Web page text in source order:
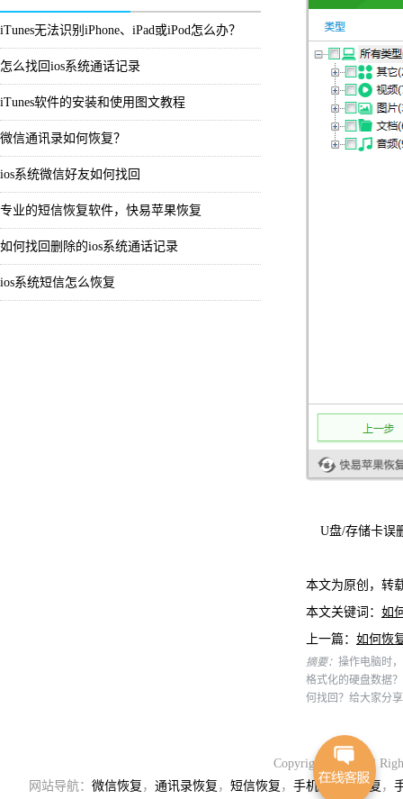
iTunes无法识别iPhone、iPad或iPod怎么办？
怎么找回ios系统通话记录
iTunes软件的安装和使用图文教程
微信通讯录如何恢复？
ios系统微信好友如何找回
专业的短信恢复软件，快易苹果恢复
如何找回删除的ios系统通话记录
ios系统短信怎么恢复
U盘/存储卡误
本文为原创，转
本文关键词： 如
上一篇： 如何恢
摘要： 操作电脑时
格式化的硬盘数据
何找回？给大家分
Copyright 2018. All
网站导航： 微信恢复 ， 通讯录恢复 ， 短信恢复 ， 手机通讯录恢复 ，